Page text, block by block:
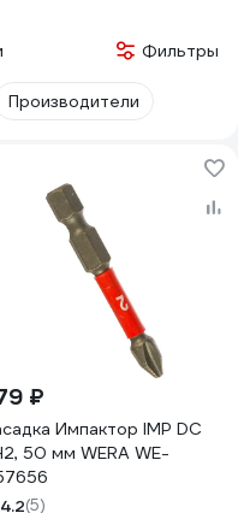
Фильтры
Производители
₽
Импактор IMP DC
50 мм WERA WE-
4.2(5)